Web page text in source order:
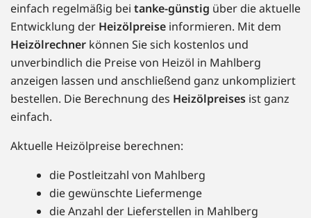
einfach regelmäßig bei tanke-günstig über die aktuelle
Entwicklung der Heizölpreise informieren. Mit dem
Heizölrechner können Sie sich kostenlos und
unverbindlich die Preise von Heizöl in Mahlberg
anzeigen lassen und anschließend ganz unkompliziert
bestellen. Die Berechnung des Heizölpreises ist ganz
einfach.
Aktuelle Heizölpreise berechnen:
die Postleitzahl von Mahlberg
die gewünschte Liefermenge
die Anzahl der Lieferstellen in Mahlberg